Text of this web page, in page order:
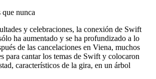
que nunca
y celebraciones, la conexión de Swift
ha aumentado y se ha profundizado a lo
de las cancelaciones en Viena, muchos
para cantar los temas de Swift y colocaron
característicos de la gira, en un árbol